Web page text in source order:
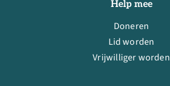
Help mee
Doneren
Lid worden
Vrijwilliger worden